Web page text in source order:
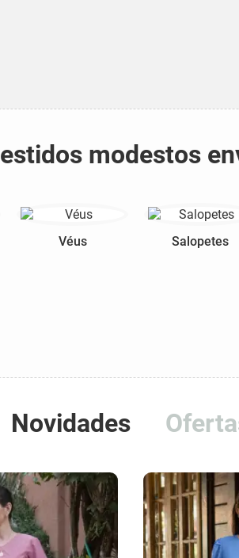
modestos
Véus Salopetes
Novidades